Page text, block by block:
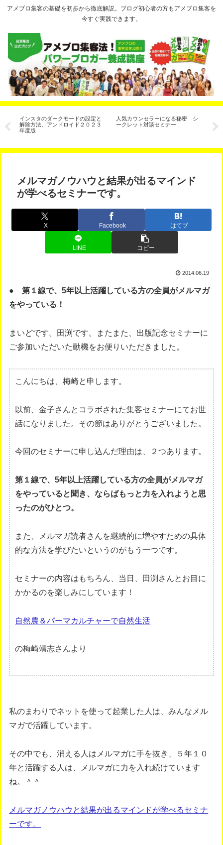
アメブロ集客の基礎を初歩から徹底解説。ブログ初心者の方もアメブロ集客を
今すぐ実践できます。
インスタのダークモードの設定と
解除方法、アンドロイド２０２３
年度版
人気カウンセラーになる秘密 シ
ークレット対談セミナー
イ
メルマガノウハウと結果が出るマインド
が学べるセミナーです。
X Facebook はてブ
LINE コピー
2014.06.19
● 第１線で、5年以上活躍している方の全員がメルマガ
をやっている！
まいどです。田渕です。またまた、出版記念セミナーに
ご参加いただいた動機をお便りいただきました。
こんにちは、梅崎と申します。
以前、金子さんとコラボされた集客セミナーにてお世
話になりました。その節はありがとうございました。
今回のセミナーに申し込んだ理由は、２つあります。
第１線で、5年以上活躍している方の全員がメルマガ
をやっていると聞き、ならばもっと力を入れようと思
ったのがひとつ。
また、メルマガ読者さんを継続的に増やすための具体
的な方法を学びたいというのがもう一つです。
セミナーの内容はもちろん、当日、田渕さんとお目に
かかるのを楽しみにしています！
自然農＆パーマカルチャーで自然生活
の梅崎靖志さんより
私のまわりでネットを使って起業した人は、みんなメル
マガで活躍しています。
その中でも、消える人はメルマガに手を抜き、５年１０
年と活躍する人は、メルマガに力を入れ続けています
ね。＾＾
メルマガノウハウと結果が出るマインドが学べるセミナ
ーです。